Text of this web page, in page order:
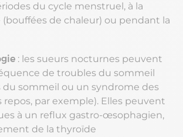
du cycle menstruel, à la
de chaleur) ou pendant la
: les sueurs nocturnes peuvent
de troubles du sommeil
du sommeil ou un syndrome des
repos, par exemple). Elles peuvent
à un reflux gastro-œsophagien,
de la thyroïde